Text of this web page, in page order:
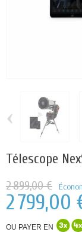
‹
Télescope
2 899,00 €
2 799,00
OU PAYER EN